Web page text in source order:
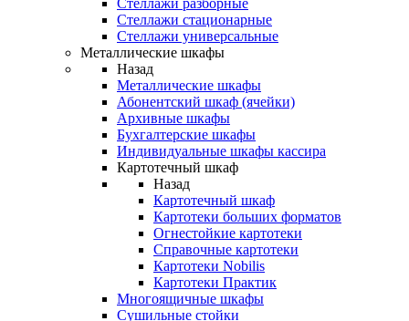
Стеллажи разборные
Стеллажи стационарные
Стеллажи универсальные
Металлические шкафы
Назад
Металлические шкафы
Абонентский шкаф (ячейки)
Архивные шкафы
Бухгалтерские шкафы
Индивидуальные шкафы кассира
Картотечный шкаф
Назад
Картотечный шкаф
Картотеки больших форматов
Огнестойкие картотеки
Справочные картотеки
Картотеки Nobilis
Картотеки Практик
Многоящичные шкафы
Сушильные стойки